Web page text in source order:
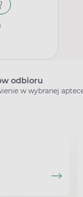
odbioru
w wybranej